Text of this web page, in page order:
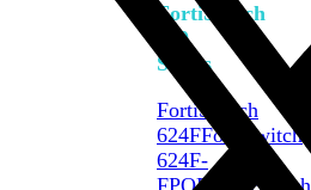
FortiSwitch
600
Series
FortiSwitch
624FFortiSwitch
624F-
FPOE
FortiSwitch